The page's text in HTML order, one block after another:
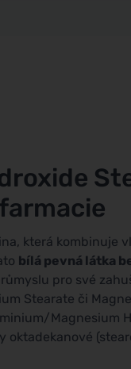
která kombinuje
bílá pevná látka
pro své
Stearate či
Magnesium
oktadekanové